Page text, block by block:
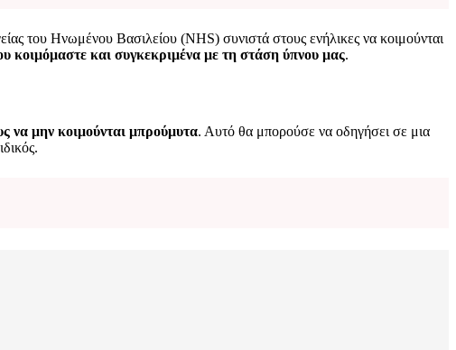
του Ηνωμένου Βασιλείου (NHS) συνιστά στους ενήλικες να κοιμούνται
κοιμόμαστε και συγκεκριμένα με τη στάση ύπνου μας.
να μην κοιμούνται μπρούμυτα. Αυτό θα μπορούσε να οδηγήσει σε μια